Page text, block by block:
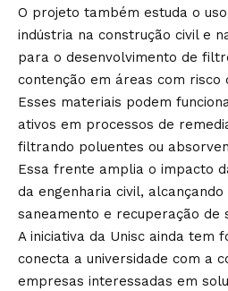
O projeto também estuda o
indústria na construção civil e
para o desenvolvimento de
contenção em áreas com risco
Esses materiais podem
ativos em processos de
filtrando poluentes ou
Essa frente amplia o impacto
da engenharia civil,
saneamento e recuperação de
A iniciativa da Unisc ainda tem
conecta a universidade com a
empresas interessadas em